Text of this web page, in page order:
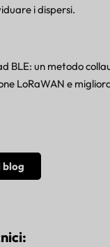
i dispersi.
BLE: un metodo
LoRaWAN e
blog